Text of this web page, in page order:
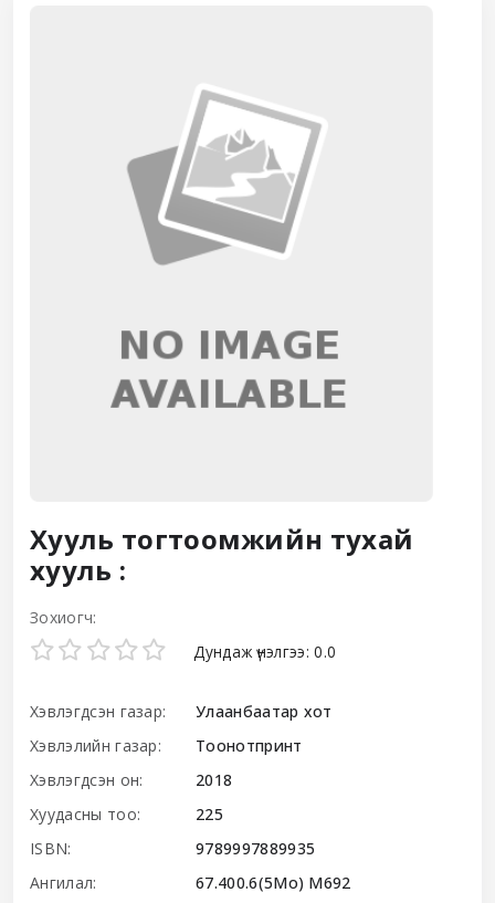
Хууль тогтоомжийн тухай
хууль :
Зохиогч:
Star ratings Дундаж үнэлгээ: 0.0
Хэвлэгдсэн газар:
Улаанбаатар хот
Хэвлэлийн газар:
Тоонотпринт
Хэвлэгдсэн он:
2018
Хуудасны тоо:
225
ISBN:
9789997889935
Ангилал:
67.400.6(5Мо) М692